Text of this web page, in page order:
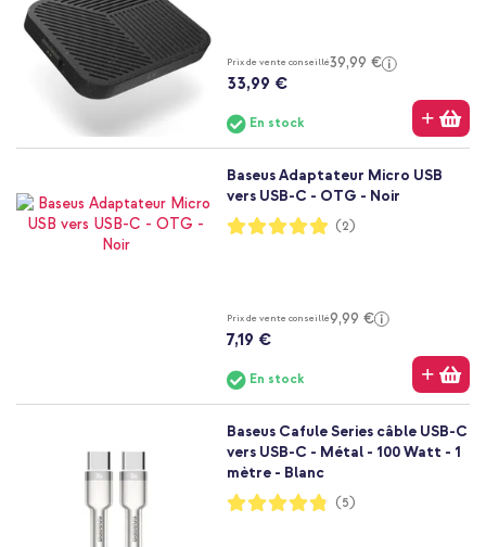
Prix de vente conseillé39,99 €
33,99 €
En stock
Baseus Adaptateur Micro USB
vers USB-C - OTG - Noir
Notation:
100%
(2)
Prix de vente conseillé9,99 €
7,19 €
En stock
Baseus Cafule Series câble USB-C
vers USB-C - Métal - 100 Watt - 1
mètre - Blanc
Notation:
96%
(5)